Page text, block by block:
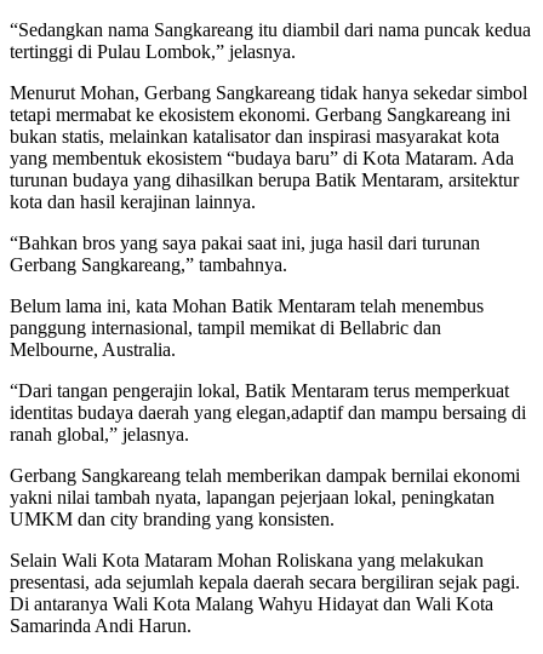
“Sedangkan nama Sangkareang itu diambil dari nama puncak kedua
tertinggi di Pulau Lombok,” jelasnya.
Menurut Mohan, Gerbang Sangkareang tidak hanya sekedar simbol
tetapi mermabat ke ekosistem ekonomi. Gerbang Sangkareang ini
bukan statis, melainkan katalisator dan inspirasi masyarakat kota
yang membentuk ekosistem “budaya baru” di Kota Mataram. Ada
turunan budaya yang dihasilkan berupa Batik Mentaram, arsitektur
kota dan hasil kerajinan lainnya.
“Bahkan bros yang saya pakai saat ini, juga hasil dari turunan
Gerbang Sangkareang,” tambahnya.
Belum lama ini, kata Mohan Batik Mentaram telah menembus
panggung internasional, tampil memikat di Bellabric dan
Melbourne, Australia.
“Dari tangan pengerajin lokal, Batik Mentaram terus memperkuat
identitas budaya daerah yang elegan,adaptif dan mampu bersaing di
ranah global,” jelasnya.
Gerbang Sangkareang telah memberikan dampak bernilai ekonomi
yakni nilai tambah nyata, lapangan pejerjaan lokal, peningkatan
UMKM dan city branding yang konsisten.
Selain Wali Kota Mataram Mohan Roliskana yang melakukan
presentasi, ada sejumlah kepala daerah secara bergiliran sejak pagi.
Di antaranya Wali Kota Malang Wahyu Hidayat dan Wali Kota
Samarinda Andi Harun.